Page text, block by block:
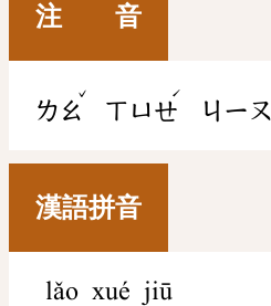
注 音
ㄌㄠ
ˇ
ㄒㄩㄝ
ˊ
ㄐㄧㄡ
漢語拼音
lǎo xué jiū